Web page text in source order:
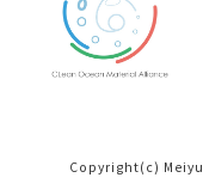
Copyright(c)